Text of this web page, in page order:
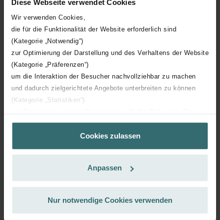
Diese Webseite verwendet Cookies
Wir verwenden Cookies,
die für die Funktionalität der Website erforderlich sind
(Kategorie „Notwendig“)
zur Optimierung der Darstellung und des Verhaltens der Website
(Kategorie „Präferenzen“)
um die Interaktion der Besucher nachvollziehbar zu machen
und dadurch zielgerichtete Angebote unterbreiten zu können
(Kategorie „Statistiken“)
(Kategorie „Marketing“)
Über „Details zeigen“ bzw. die Datenschutzerklärung erhalten
Sie weitere Informationen. Durch die Auswahl der Kategorie
der Auswahl von „Statistiken“ willigen Sie ein, dass wir Ihren
Besuchsverlauf auf unserer Website verwenden, um Ihnen die
maßgeschneiderte Informationen basierend auf Ihren Interessen
Cookies zulassen
Anpassen
Nur notwendige Cookies verwenden
regelmäßig nach! (Angebot exklusiv für Privatkunden)
37.71 44.37
exkl. Versandgebühren
Abonnieren